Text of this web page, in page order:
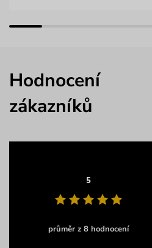
Hodnocení
zákazníků
5
průměr z 8 hodnocení